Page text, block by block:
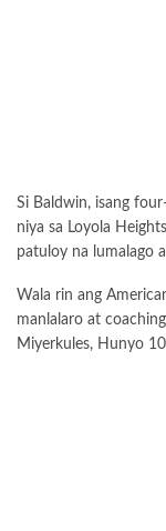
Si Baldwin, isang
niya sa Loyola
patuloy na lumalago
Wala rin ang
manlalaro at
Miyerkules, Hunyo